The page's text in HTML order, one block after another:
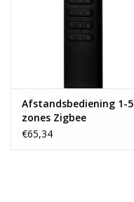
Afstandsbediening 1-5
zones Zigbee
€65,34